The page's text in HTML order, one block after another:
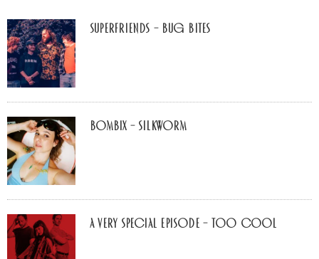
Superfriends – Bug Bites
Bombix – Silkworm
A Very Special Episode – Too Cool